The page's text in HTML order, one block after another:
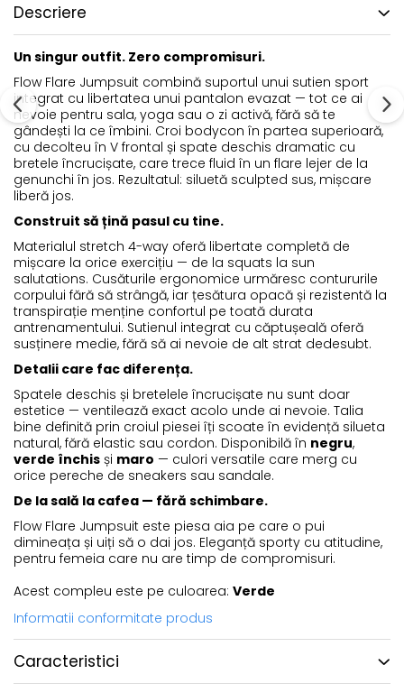
Descriere
Un singur outfit. Zero compromisuri.
Flow Flare Jumpsuit combină suportul unui sutien sport
integrat cu libertatea unui pantalon evazat — tot ce ai
nevoie pentru sala, yoga sau o zi activă, fără să te
gândești la ce îmbini. Croi bodycon în partea superioară,
cu decolteu în V frontal și spate deschis dramatic cu
bretele încrucișate, care trece fluid în un flare lejer de la
genunchi în jos. Rezultatul: siluetă sculpted sus, mișcare
liberă jos.
Construit să țină pasul cu tine.
Materialul stretch 4-way oferă libertate completă de
mișcare la orice exercițiu — de la squats la sun
salutations. Cusăturile ergonomice urmăresc contururile
corpului fără să strângă, iar țesătura opacă și rezistentă la
transpirație menține confortul pe toată durata
antrenamentului. Sutienul integrat cu căptușeală oferă
susținere medie, fără să ai nevoie de alt strat dedesubt.
Detalii care fac diferența.
Spatele deschis și bretelele încrucișate nu sunt doar
estetice — ventilează exact acolo unde ai nevoie. Talia
bine definită prin croiul piesei îți scoate în evidență silueta
natural, fără elastic sau cordon. Disponibilă în negru,
verde închis și maro — culori versatile care merg cu
orice pereche de sneakers sau sandale.
De la sală la cafea — fără schimbare.
Flow Flare Jumpsuit este piesa aia pe care o pui
dimineața și uiți să o dai jos. Eleganță sporty cu atitudine,
pentru femeia care nu are timp de compromisuri.
Acest compleu este pe culoarea: Verde
Informatii conformitate produs
Caracteristici